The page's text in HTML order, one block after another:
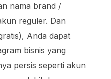
nama brand /
reguler. Dan
Anda dapat
bisnis yang
persis seperti akun